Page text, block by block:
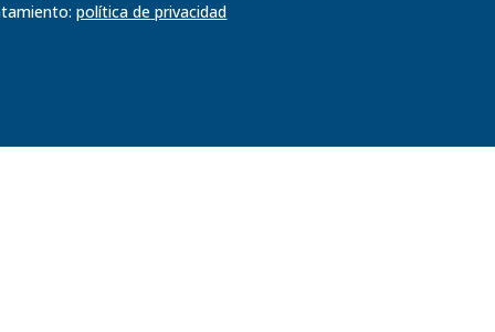
política de privacidad